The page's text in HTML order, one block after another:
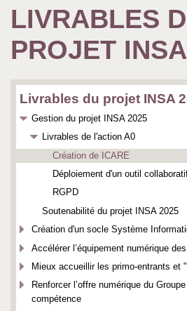
LIVRABLES
PROJET
Livrables du projet INSA
Gestion du projet INSA 2025
Livrables de l'action A0
Création de ICARE
Déploiement d'un outil
RGPD
Soutenabilité du projet INSA 2025
Création d'un socle Système
Accélérer l’équipement numérique
Mieux accueillir les primo-entrants et
Renforcer l’offre numérique du
compétence